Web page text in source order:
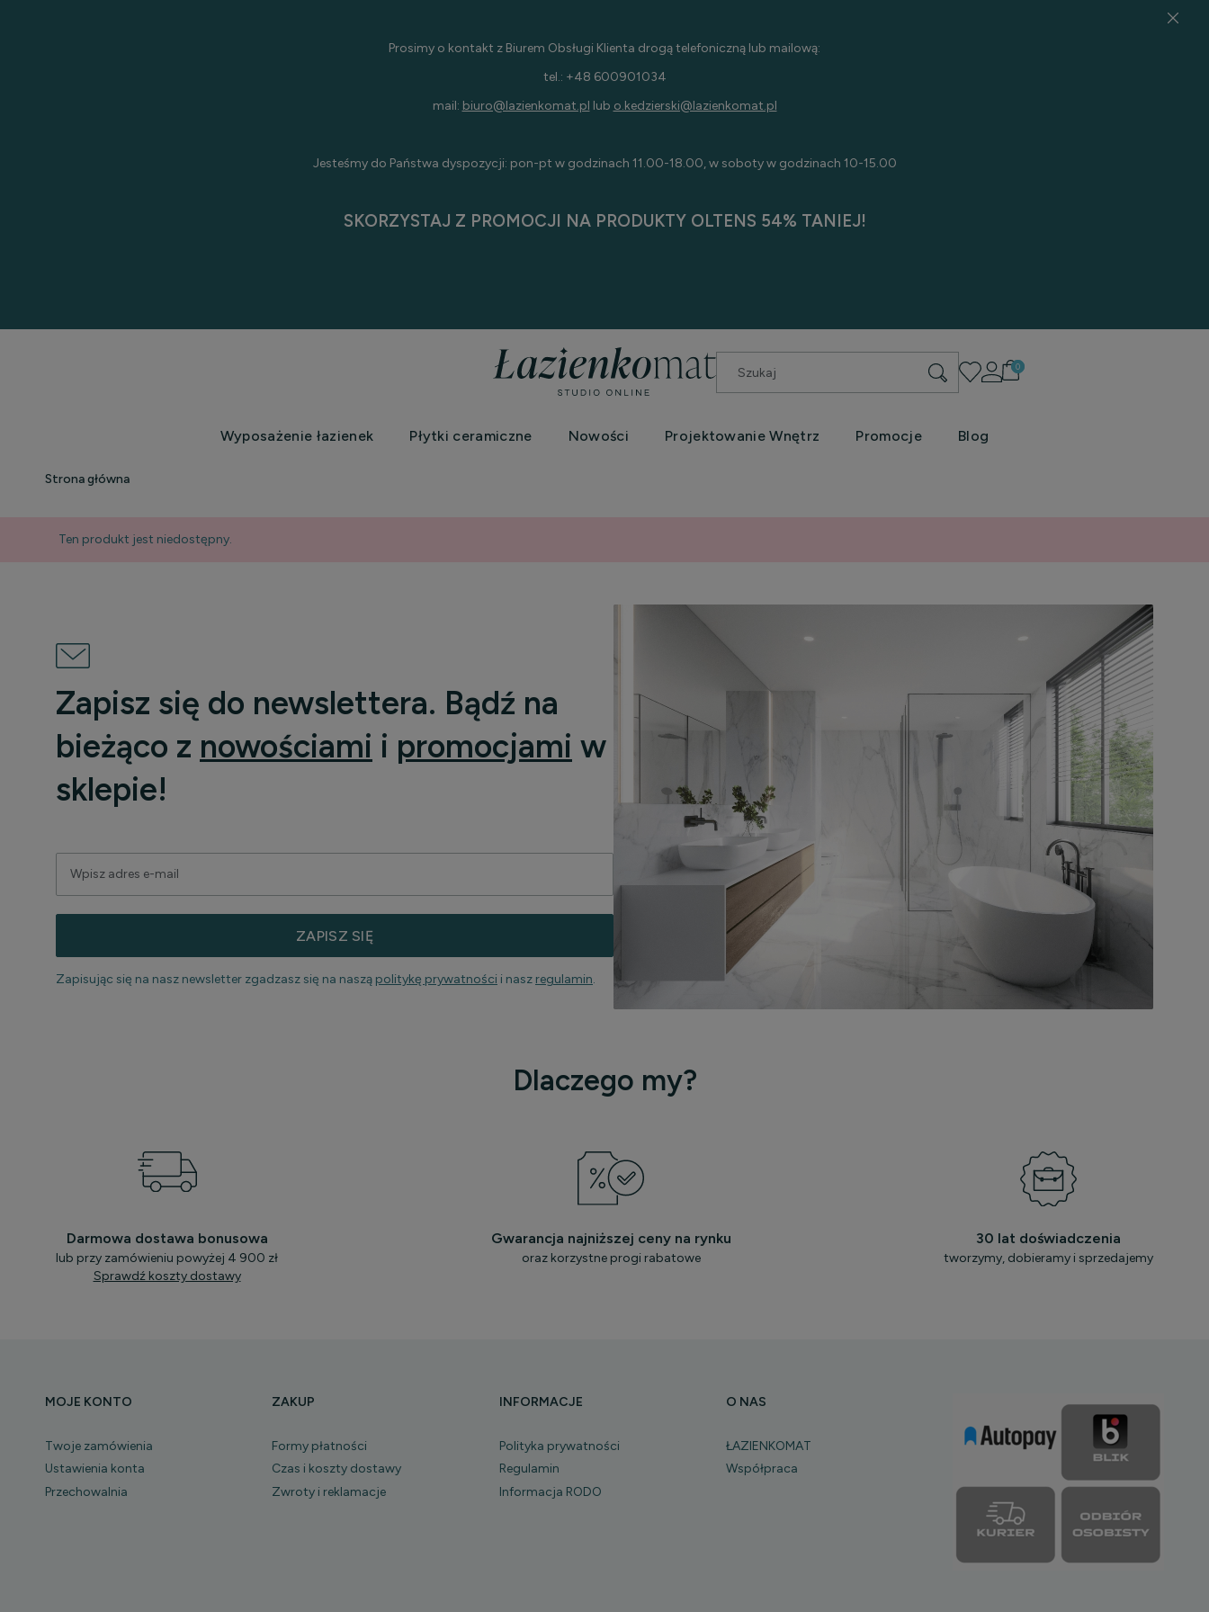
Prosimy o kontakt z Biurem Obsługi Klienta drogą telefoniczną lub mailową:
tel.: +48 600901034
mail: biuro@lazienkomat.pl lub o.kedzierski@lazienkomat.pl
Jesteśmy do Państwa dyspozycji: pon-pt w godzinach 11.00-18.00, w soboty w godzinach 10-15.00
SKORZYSTAJ Z PROMOCJI NA PRODUKTY OLTENS 54% TANIEJ!
Wyposażenie łazienek Płytki ceramiczne Nowości Projektowanie Wnętrz Promocje Blog
Strona główna
Ten produkt jest niedostępny.
Zapisz się do newslettera. Bądź na
bieżąco z nowościami i promocjami w
sklepie!
ZAPISZ SIĘ
Zapisując się na nasz newsletter zgadzasz się na naszą politykę prywatności i nasz regulamin.
Dlaczego my?
Darmowa dostawa bonusowa
lub przy zamówieniu powyżej 4 900 zł
Sprawdź koszty dostawy
Gwarancja najniższej ceny na rynku
oraz korzystne progi rabatowe
30 lat doświadczenia
tworzymy, dobieramy i sprzedajemy
MOJE KONTO
Twoje zamówienia
Ustawienia konta
Przechowalnia
ZAKUP
Formy płatności
Czas i koszty dostawy
Zwroty i reklamacje
INFORMACJE
Polityka prywatności
Regulamin
Informacja RODO
O NAS
ŁAZIENKOMAT
Współpraca